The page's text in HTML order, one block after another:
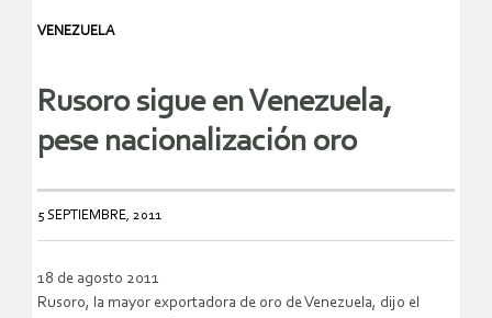
VENEZUELA
Rusoro sigue en Venezuela,
pese nacionalización oro
5 SEPTIEMBRE, 2011
18 de agosto 2011
Rusoro, la mayor exportadora de oro de Venezuela, dijo el